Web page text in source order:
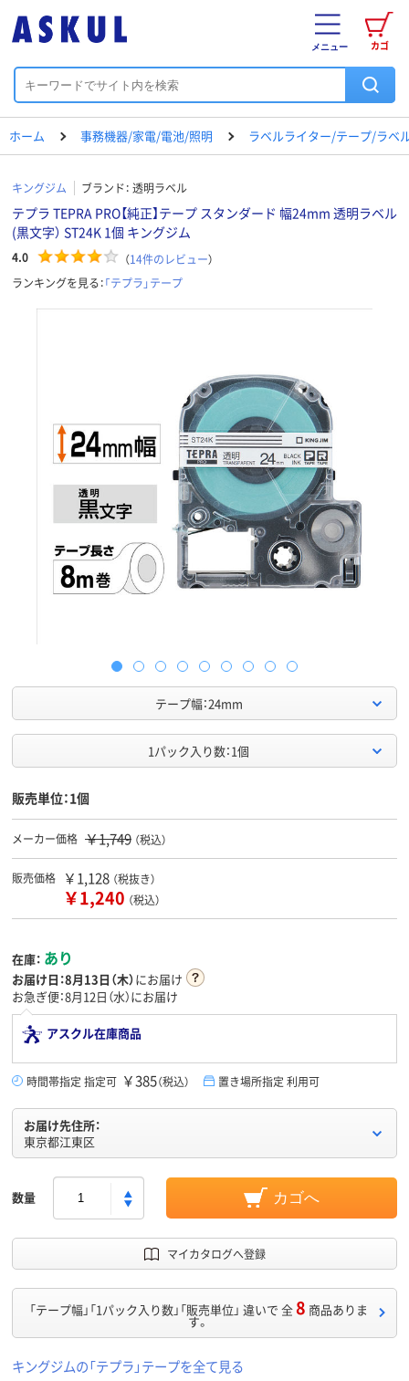
カゴ
メニュー
ホーム 事務機器/家電/電池/照明 ラベルライター/テープ/ラベ
キングジム ブランド： 透明ラベル
テプラ TEPRA PRO【純正】テープ スタンダード 幅24mm 透明ラベル
(黒文字） ST24K 1個 キングジム
4.0 （14件のレビュー）
ランキングを見る：「テプラ」テープ
テープ幅：24mm
1パック入り数：1個
販売単位：1個
メーカー価格 ￥1,749 （税込）
販売価格 ￥1,128 （税抜き）
￥1,240 （税込）
在庫： あり
お届け日：8月13日（木）にお届け
お急ぎ便：8月12日（水）にお届け
アスクル在庫商品
時間帯指定 指定可 ￥385（税込） 置き場所指定 利用可
お届け先住所：
東京都江東区
数量 カゴへ
マイカタログへ登録
「テープ幅」「1パック入り数」「販売単位」 違いで 全8 商品ありま
す。
キングジムの「テプラ」テープを全て見る